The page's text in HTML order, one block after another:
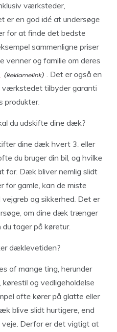
værksteder,
er en god idé at undersøge
for at finde det bedste
sammenligne priser
venner og familie om deres
. Det er også en
værkstedet tilbyder garanti
produkter.
du udskifte dine dæk?
dine dæk hvert 3. eller
du bruger din bil, og hvilke
for. Dæk bliver nemlig slidt
for gamle, kan de miste
og sikkerhed. Det er
om dine dæk trænger
tager på køretur.
dæklevetiden?
af mange ting, herunder
og vedligeholdelse
ofte kører på glatte eller
blive slidt hurtigere, end
veje. Derfor er det vigtigt at